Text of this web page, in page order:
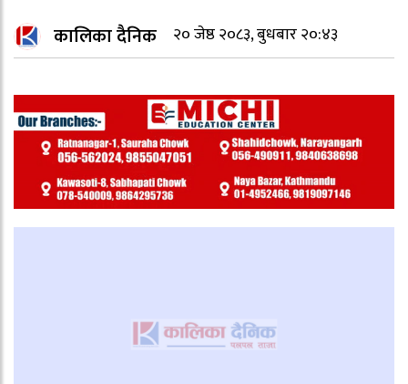
कालिका दैनिक २० जेष्ठ २०८३, बुधबार २०:४३